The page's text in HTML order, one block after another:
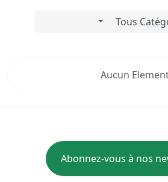
Aucun
Abonnez-vous à nos